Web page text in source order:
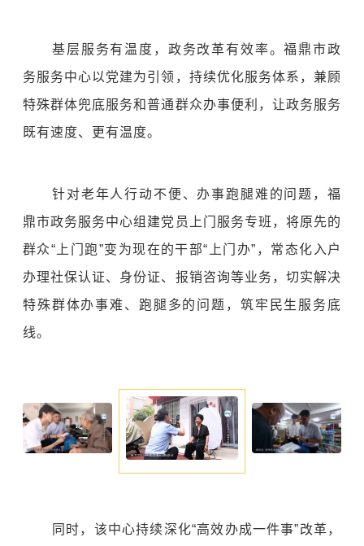
基层服务有温度，政务改革有效率。福鼎市政
务服务中心以党建为引领，持续优化服务体系，兼顾
特殊群体兜底服务和普通群众办事便利，让政务服务
既有速度、更有温度。
针对老年人行动不便、办事跑腿难的问题，福
鼎市政务服务中心组建党员上门服务专班，将原先的
群众“上门跑”变为现在的干部“上门办”，常态化入户
办理社保认证、身份证、报销咨询等业务，切实解决
特殊群体办事难、跑腿多的问题，筑牢民生服务底
线。
同时，该中心持续深化“高效办成一件事”改革，